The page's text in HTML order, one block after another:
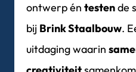
ontwerp én testende
bij Brink Staalbouw.
uitdaging waarin